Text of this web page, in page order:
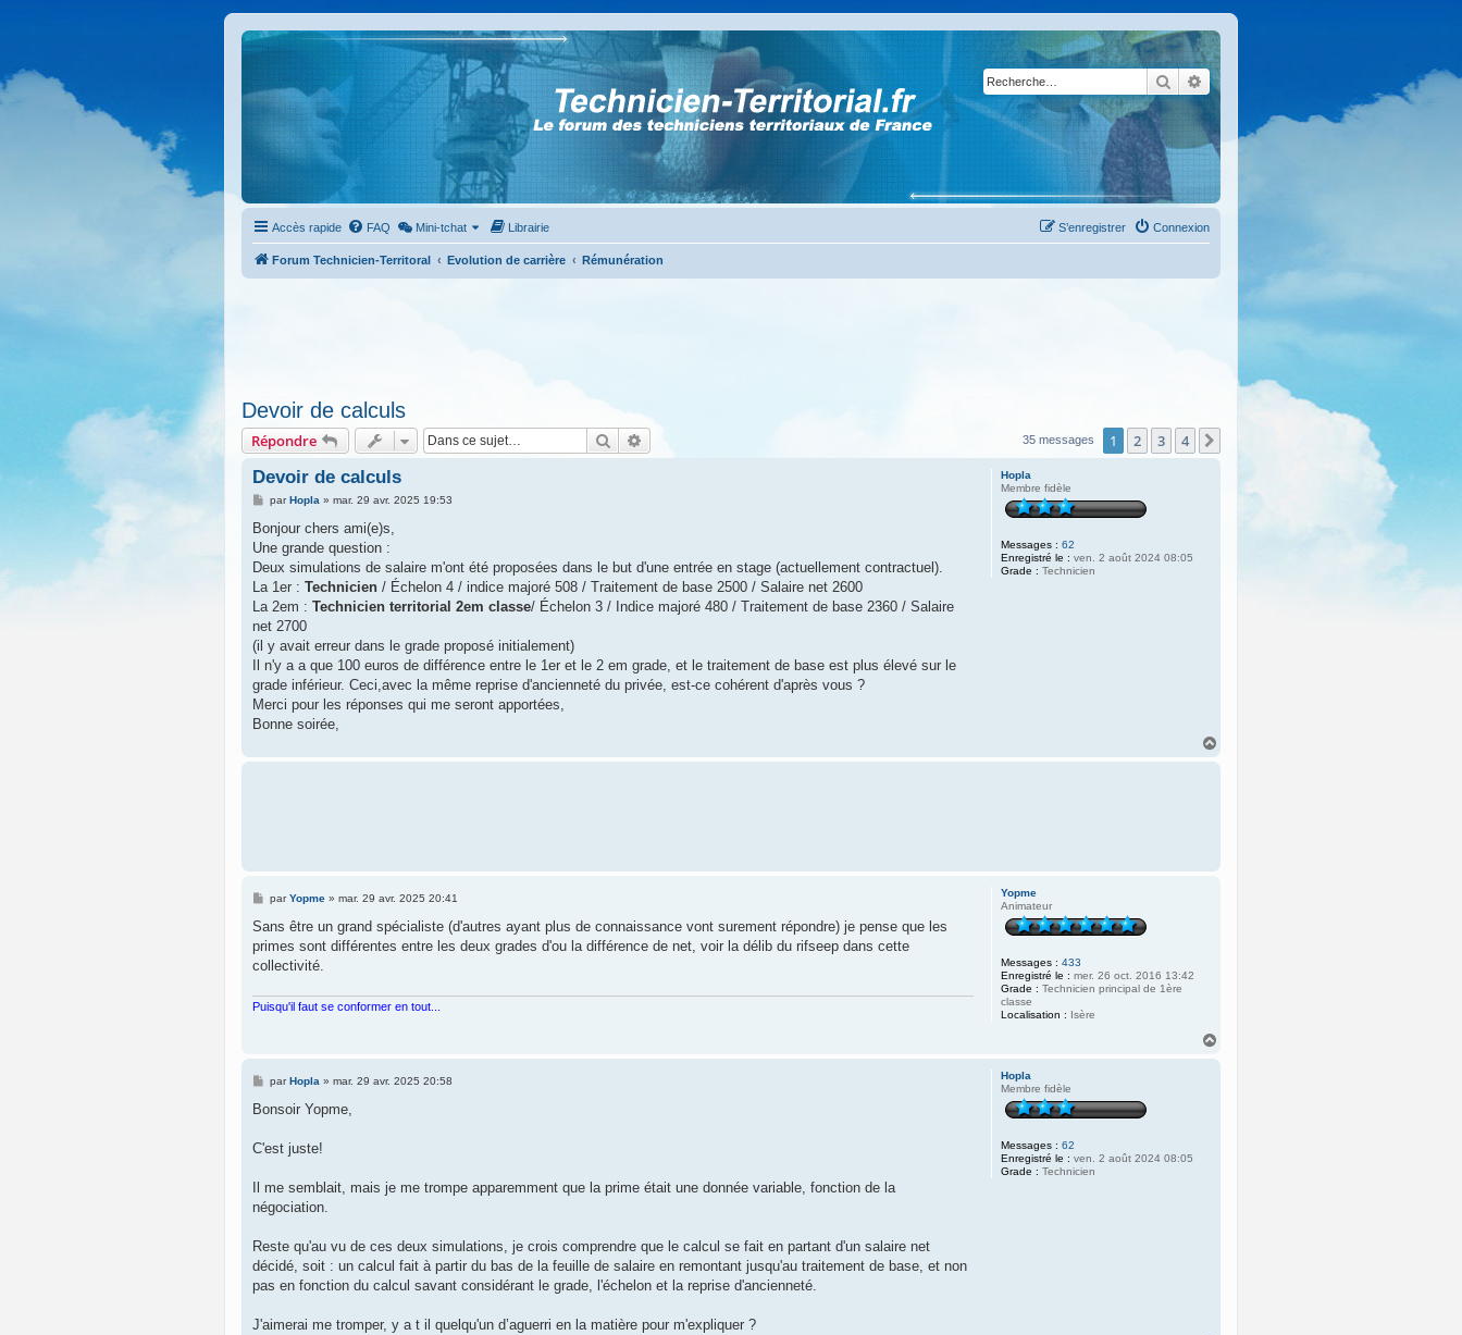
RechercherRecherche avancée
Accès rapide FAQ Mini-tchat Librairie Connexion
S’enregistrer
Forum Technicien-Territoral Evolution de carrière Rémunération
Devoir de calculs
Répondre Rechercher 35 messages 1 2 3 4
Hopla
Membre fidèle
Messages : 62
Enregistré le : ven. 2 août 2024 08:05
Grade : Technicien
Devoir de calculs
M
s
a
g
parHopla » mar. 29 avr. 2025 19:53
Bonjour chers ami(e)s,
Une grande question :
Deux simulations de salaire m'ont été proposées dans le but d'une entrée en stage (actuellement contractuel).
La 1er : Technicien / Échelon 4 / indice majoré 508 / Traitement de base 2500 / Salaire net 2600
La 2em : Technicien territorial 2em classe/ Échelon 3 / Indice majoré 480 / Traitement de base 2360 / Salaire
net 2700
(il y avait erreur dans le grade proposé initialement)
Il n'y a a que 100 euros de différence entre le 1er et le 2 em grade, et le traitement de base est plus élevé sur le
grade inférieur. Ceci,avec la même reprise d'ancienneté du privée, est-ce cohérent d'après vous ?
Merci pour les réponses qui me seront apportées,
Bonne soirée,
Yopme
Animateur
Messages : 433
Enregistré le : mer. 26 oct. 2016 13:42
Grade : Technicien principal de 1ère
classe
Localisation : Isère
M
s
a
g
parYopme» mar. 29 avr. 2025 20:41
Sans être un grand spécialiste (d'autres ayant plus de connaissance vont surement répondre) je pense que les
primes sont différentes entre les deux grades d'ou la différence de net, voir la délib du rifseep dans cette
collectivité.
Puisqu'il faut se conformer en tout...
Hopla
Membre fidèle
Messages : 62
Enregistré le : ven. 2 août 2024 08:05
Grade : Technicien
M
s
g
parHopla » mar. 29 avr. 2025 20:58
Bonsoir Yopme,
C'est juste!
Il me semblait, mais je me trompe apparemment que la prime était une donnée variable, fonction de la
négociation.
Reste qu'au vu de ces deux simulations, je crois comprendre que le calcul se fait en partant d'un salaire net
décidé, soit : un calcul fait à partir du bas de la feuille de salaire en remontant jusqu'au traitement de base, et non
pas en fonction du calcul savant considérant le grade, l'échelon et la reprise d'ancienneté.
J'aimerai me tromper, y a t il quelqu'un d’aguerri en la matière pour m'expliquer ?